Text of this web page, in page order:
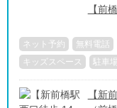
【前
ネット予約 無料電話
キッズスペース
駐車場
【新